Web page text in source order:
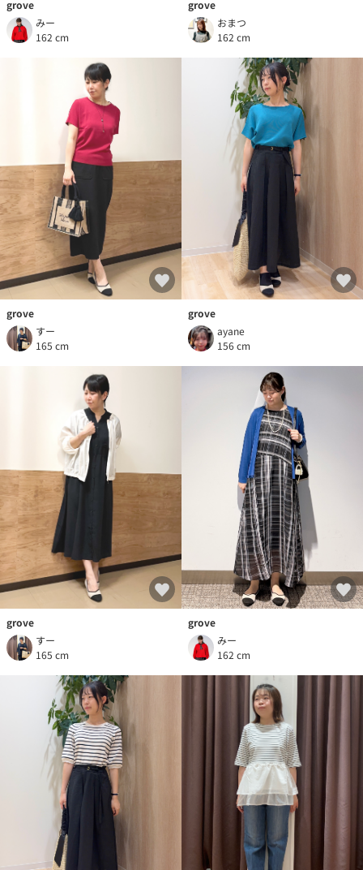
grove
みー
162 cm
grove
おまつ
162 cm
grove
すー
165 cm
grove
ayane
156 cm
grove
すー
165 cm
grove
みー
162 cm